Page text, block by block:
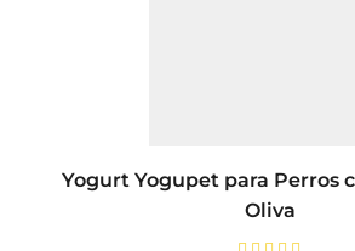
Yogurt Yogupet para Perros
Oliva